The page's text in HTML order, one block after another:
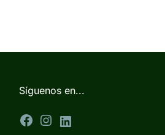
Síguenos en...